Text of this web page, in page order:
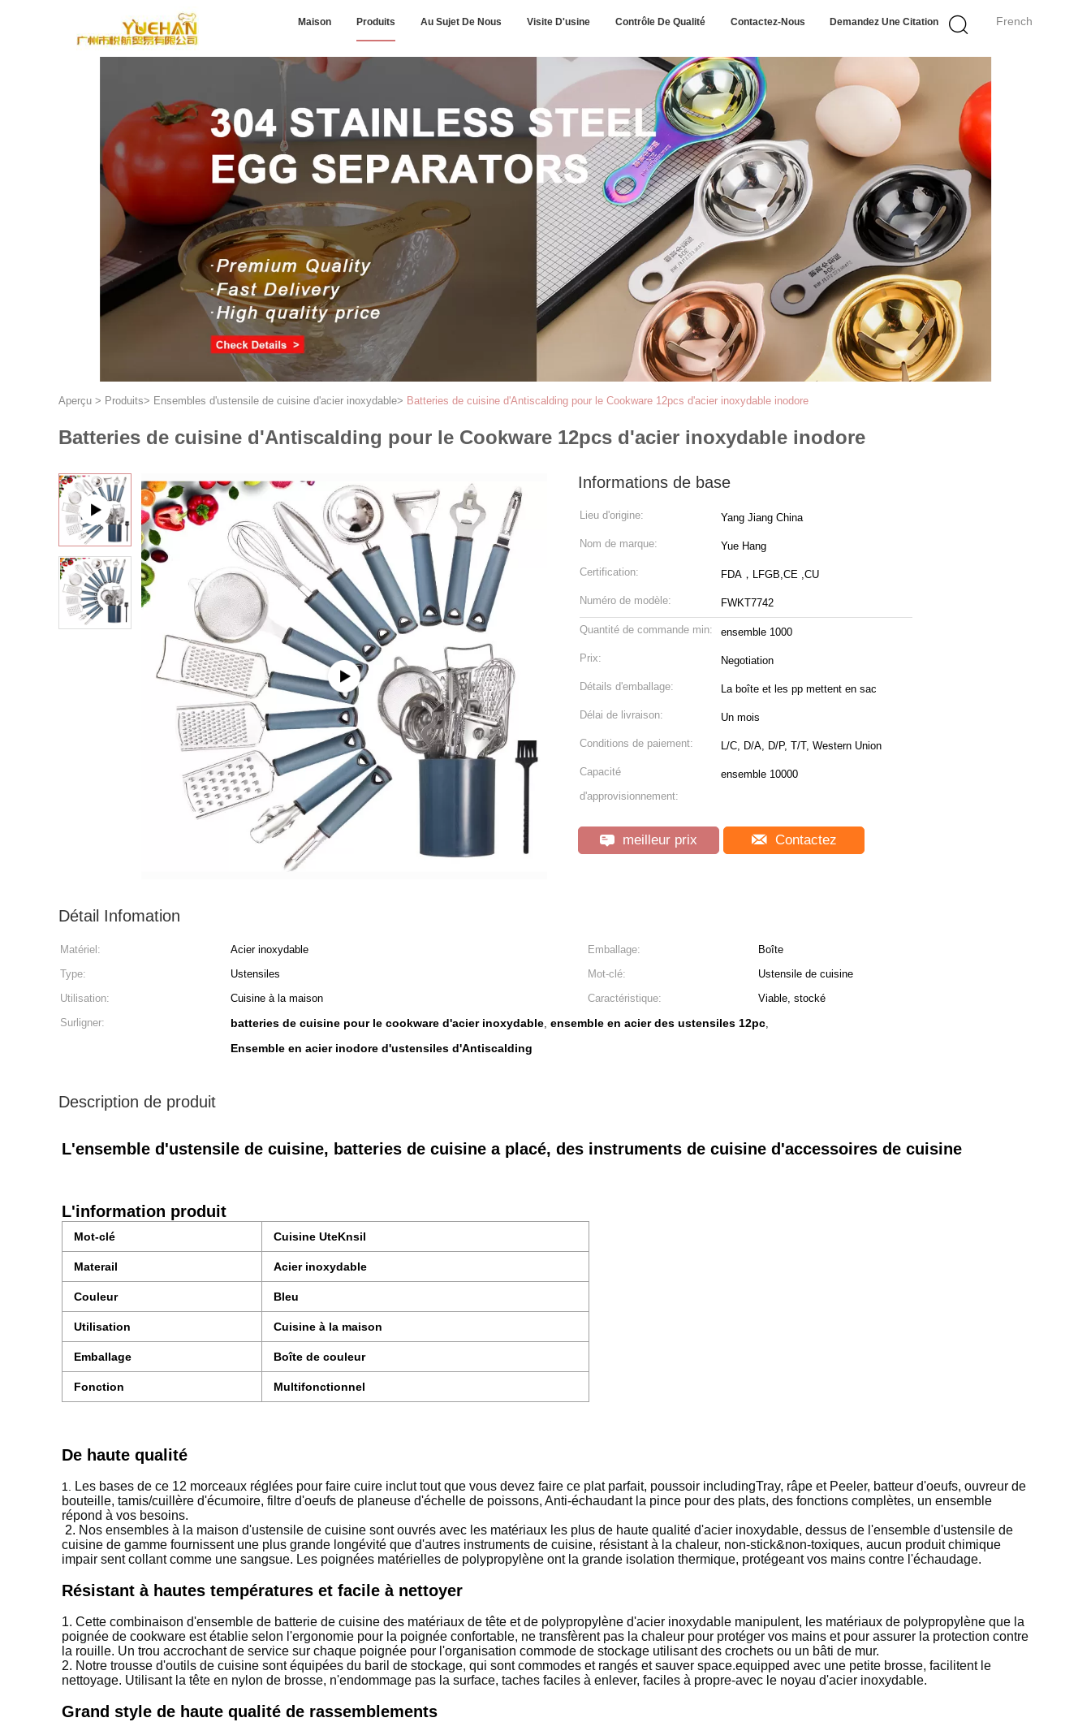
French
Maison Produits Au Sujet De Nous Visite D'usine Contrôle De Qualité Contactez-Nous Demandez Une Citation
Aperçu > Produits> Ensembles d'ustensile de cuisine d'acier inoxydable> Batteries de cuisine d'Antiscalding pour le Cookware 12pcs d'acier inoxydable inodore
Batteries de cuisine d'Antiscalding pour le Cookware 12pcs d'acier inoxydable inodore
Informations de base
Lieu d'origine: Yang Jiang China
Nom de marque: Yue Hang
Certification: FDA，LFGB,CE ,CU
Numéro de modèle: FWKT7742
Quantité de commande min: ensemble 1000
Prix: Negotiation
Détails d'emballage: La boîte et les pp mettent en sac
Délai de livraison: Un mois
Conditions de paiement: L/C, D/A, D/P, T/T, Western Union
Capacité
d'approvisionnement:
ensemble 10000
meilleur prix Contactez
Détail Infomation
Matériel: Acier inoxydable Emballage:
Boîte
Type:
Ustensiles Mot-clé:
Ustensile de cuisine
Utilisation:
Cuisine à la maison Caractéristique:
Viable, stocké
Surligner:
batteries de cuisine pour le cookware d'acier inoxydable, ensemble en acier des ustensiles 12pc,
Ensemble en acier inodore d'ustensiles d'Antiscalding
Description de produit
L'ensemble d'ustensile de cuisine, batteries de cuisine a placé, des instruments de cuisine d'accessoires de cuisine
L'information produit
Mot-clé Cuisine UteKnsil
Materail Acier inoxydable
Couleur Bleu
Utilisation Cuisine à la maison
Emballage Boîte de couleur
Fonction Multifonctionnel
De haute qualité
1.
Les bases de ce 12 morceaux réglées pour faire cuire inclut tout que vous devez faire ce plat parfait, poussoir includingTray, râpe et Peeler, batteur d'oeufs, ouvreur de
bouteille, tamis/cuillère d'écumoire, filtre d'oeufs de planeuse d'échelle de poissons, Anti-échaudant la pince pour des plats, des fonctions complètes, un ensemble
répond à vos besoins.
2. Nos ensembles à la maison d'ustensile de cuisine sont ouvrés avec les matériaux les plus de haute qualité d'acier inoxydable, dessus de l'ensemble d'ustensile de
cuisine de gamme fournissent une plus grande longévité que d'autres instruments de cuisine, résistant à la chaleur, non-stick&non-toxiques, aucun produit chimique
impair sent collant comme une sangsue. Les poignées matérielles de polypropylène ont la grande isolation thermique, protégeant vos mains contre l'échaudage.
Résistant à hautes températures et facile à nettoyer
1. Cette combinaison d'ensemble de batterie de cuisine des matériaux de tête et de polypropylène d'acier inoxydable manipulent, les matériaux de polypropylène que la
poignée de cookware est établie selon l'ergonomie pour la poignée confortable, ne transfèrent pas la chaleur pour protéger vos mains et pour assurer la protection contre
la rouille. Un trou accrochant de service sur chaque poignée pour l'organisation commode de stockage utilisant des crochets ou un bâti de mur.
2. Notre trousse d'outils de cuisine sont équipées du baril de stockage, qui sont commodes et rangés et sauver space.equipped avec une petite brosse, facilitent le
nettoyage. Utilisant la tête en nylon de brosse, n'endommage pas la surface, taches faciles à enlever, faciles à propre-avec le noyau d'acier inoxydable.
Grand style de haute qualité de rassemblements